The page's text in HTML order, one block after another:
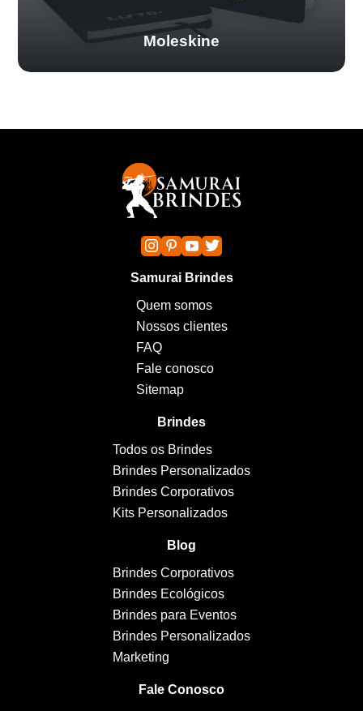
Moleskine
Samurai Brindes
Quem somos
Nossos clientes
FAQ
Fale conosco
Sitemap
Brindes
Todos os Brindes
Brindes Personalizados
Brindes Corporativos
Kits Personalizados
Blog
Brindes Corporativos
Brindes Ecológicos
Brindes para Eventos
Brindes Personalizados
Marketing
Fale Conosco